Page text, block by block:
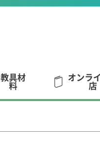
教具材
料
オンラ
店